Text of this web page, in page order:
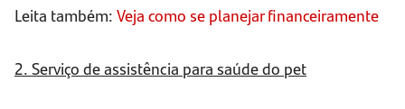
Leita também: Veja como se planejar financeiramente
2. Serviço de assistência para saúde do pet